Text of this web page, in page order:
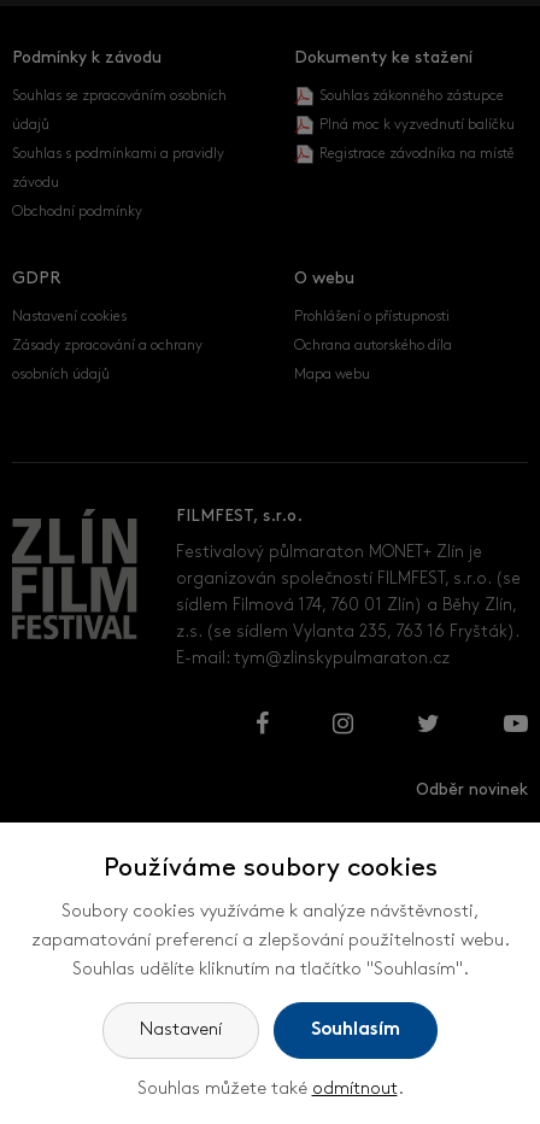
Podmínky k závodu
Souhlas se zpracováním osobních
údajů
Souhlas s podmínkami a pravidly
závodu
Obchodní podmínky
Dokumenty ke stažení
Souhlas zákonného zástupce
Plná moc k vyzvednutí balíčku
Registrace závodníka na místě
GDPR
Nastavení cookies
Zásady zpracování a ochrany
osobních údajů
O webu
Prohlášení o přístupnosti
Ochrana autorského díla
Mapa webu
FILMFEST, s.r.o.
Festivalový půlmaraton MONET+ Zlín je
organizován společností FILMFEST, s.r.o. (se
sídlem Filmová 174, 760 01 Zlín) a Běhy Zlín,
z.s. (se sídlem Vylanta 235, 763 16 Fryšták).
E-mail:tym@zlinskypulmaraton.cz
Odběr novinek
VŠECHNY KONTAKTY
Používáme soubory cookies
Soubory cookies využíváme k analýze návštěvnosti,
zapamatování preferencí a zlepšování použitelnosti webu.
Souhlas udělíte kliknutím na tlačítko "Souhlasím".
Nastavení Souhlasím
Souhlas můžete také odmítnout.